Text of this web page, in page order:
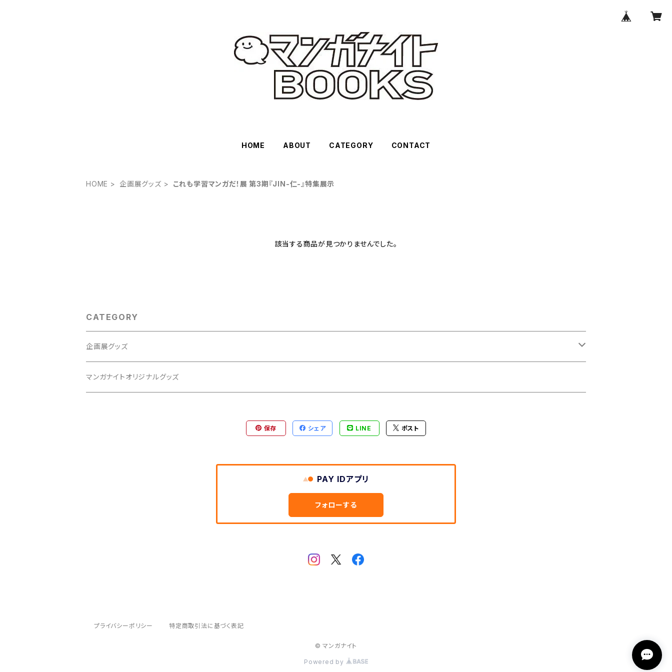
HOME ABOUT CATEGORY CONTACT
HOME 企画展グッズ これも学習マンガだ！展 第3期『JIN-仁-』特集展示
該当する商品が見つかりませんでした。
CATEGORY
企画展グッズ
山本亜季原画展
マンガナイトオリジナルグッズ
保存 シェア LINE ポスト
PAY IDアプリ
フォローする
プライバシーポリシー 特定商取引法に基づく表記
© マンガナイト
Powered by